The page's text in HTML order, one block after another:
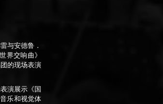
与安德鲁．
界交响曲》
的现场表演
演展示《国
乐和视觉体